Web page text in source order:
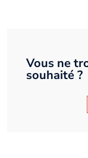
Vous ne
souhaité ?